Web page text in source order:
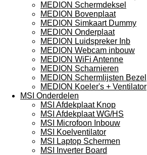
MEDION Schermdeksel
MEDION Bovenplaat
MEDION Simkaart Dummy
MEDION Onderplaat
MEDION Luidspreker Inb
MEDION Webcam inbouw
MEDION WiFi Antenne
MEDION Scharnieren
MEDION Schermlijsten Bezel
MEDION Koeler's + Ventilator
MSI Onderdelen
MSI Afdekplaat Knop
MSI Afdekplaat WG/HS
MSI Microfoon Inbouw
MSI Koelventilator
MSI Laptop Schermen
MSI Inverter Board